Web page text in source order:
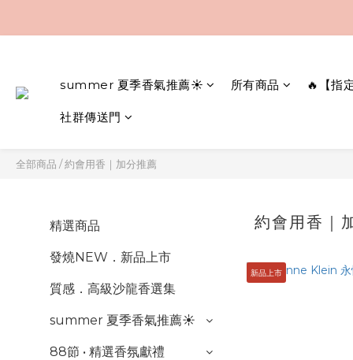
summer 夏季香氣推薦☀️ 所有商品 🔥【指
社群傳送門
全部商品 /約會用香｜加分推薦
精選商品
發燒NEW．新品上市
質感．高級沙龍香選集
summer 夏季香氣推薦☀️
88節 • 精選香氛獻禮
約會用香｜
新品上市